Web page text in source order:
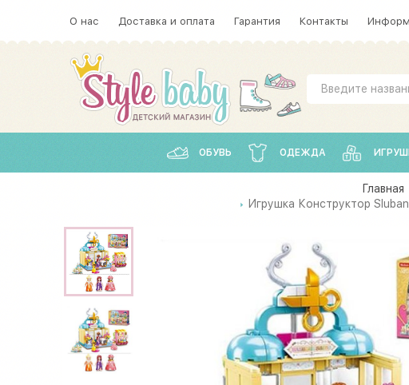
О нас Доставка и оплата Гарантия Контакты
ОБУВЬ ОДЕЖДА
Главная
Игрушка Конструктор